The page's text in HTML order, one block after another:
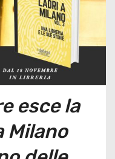
esce la
Milano